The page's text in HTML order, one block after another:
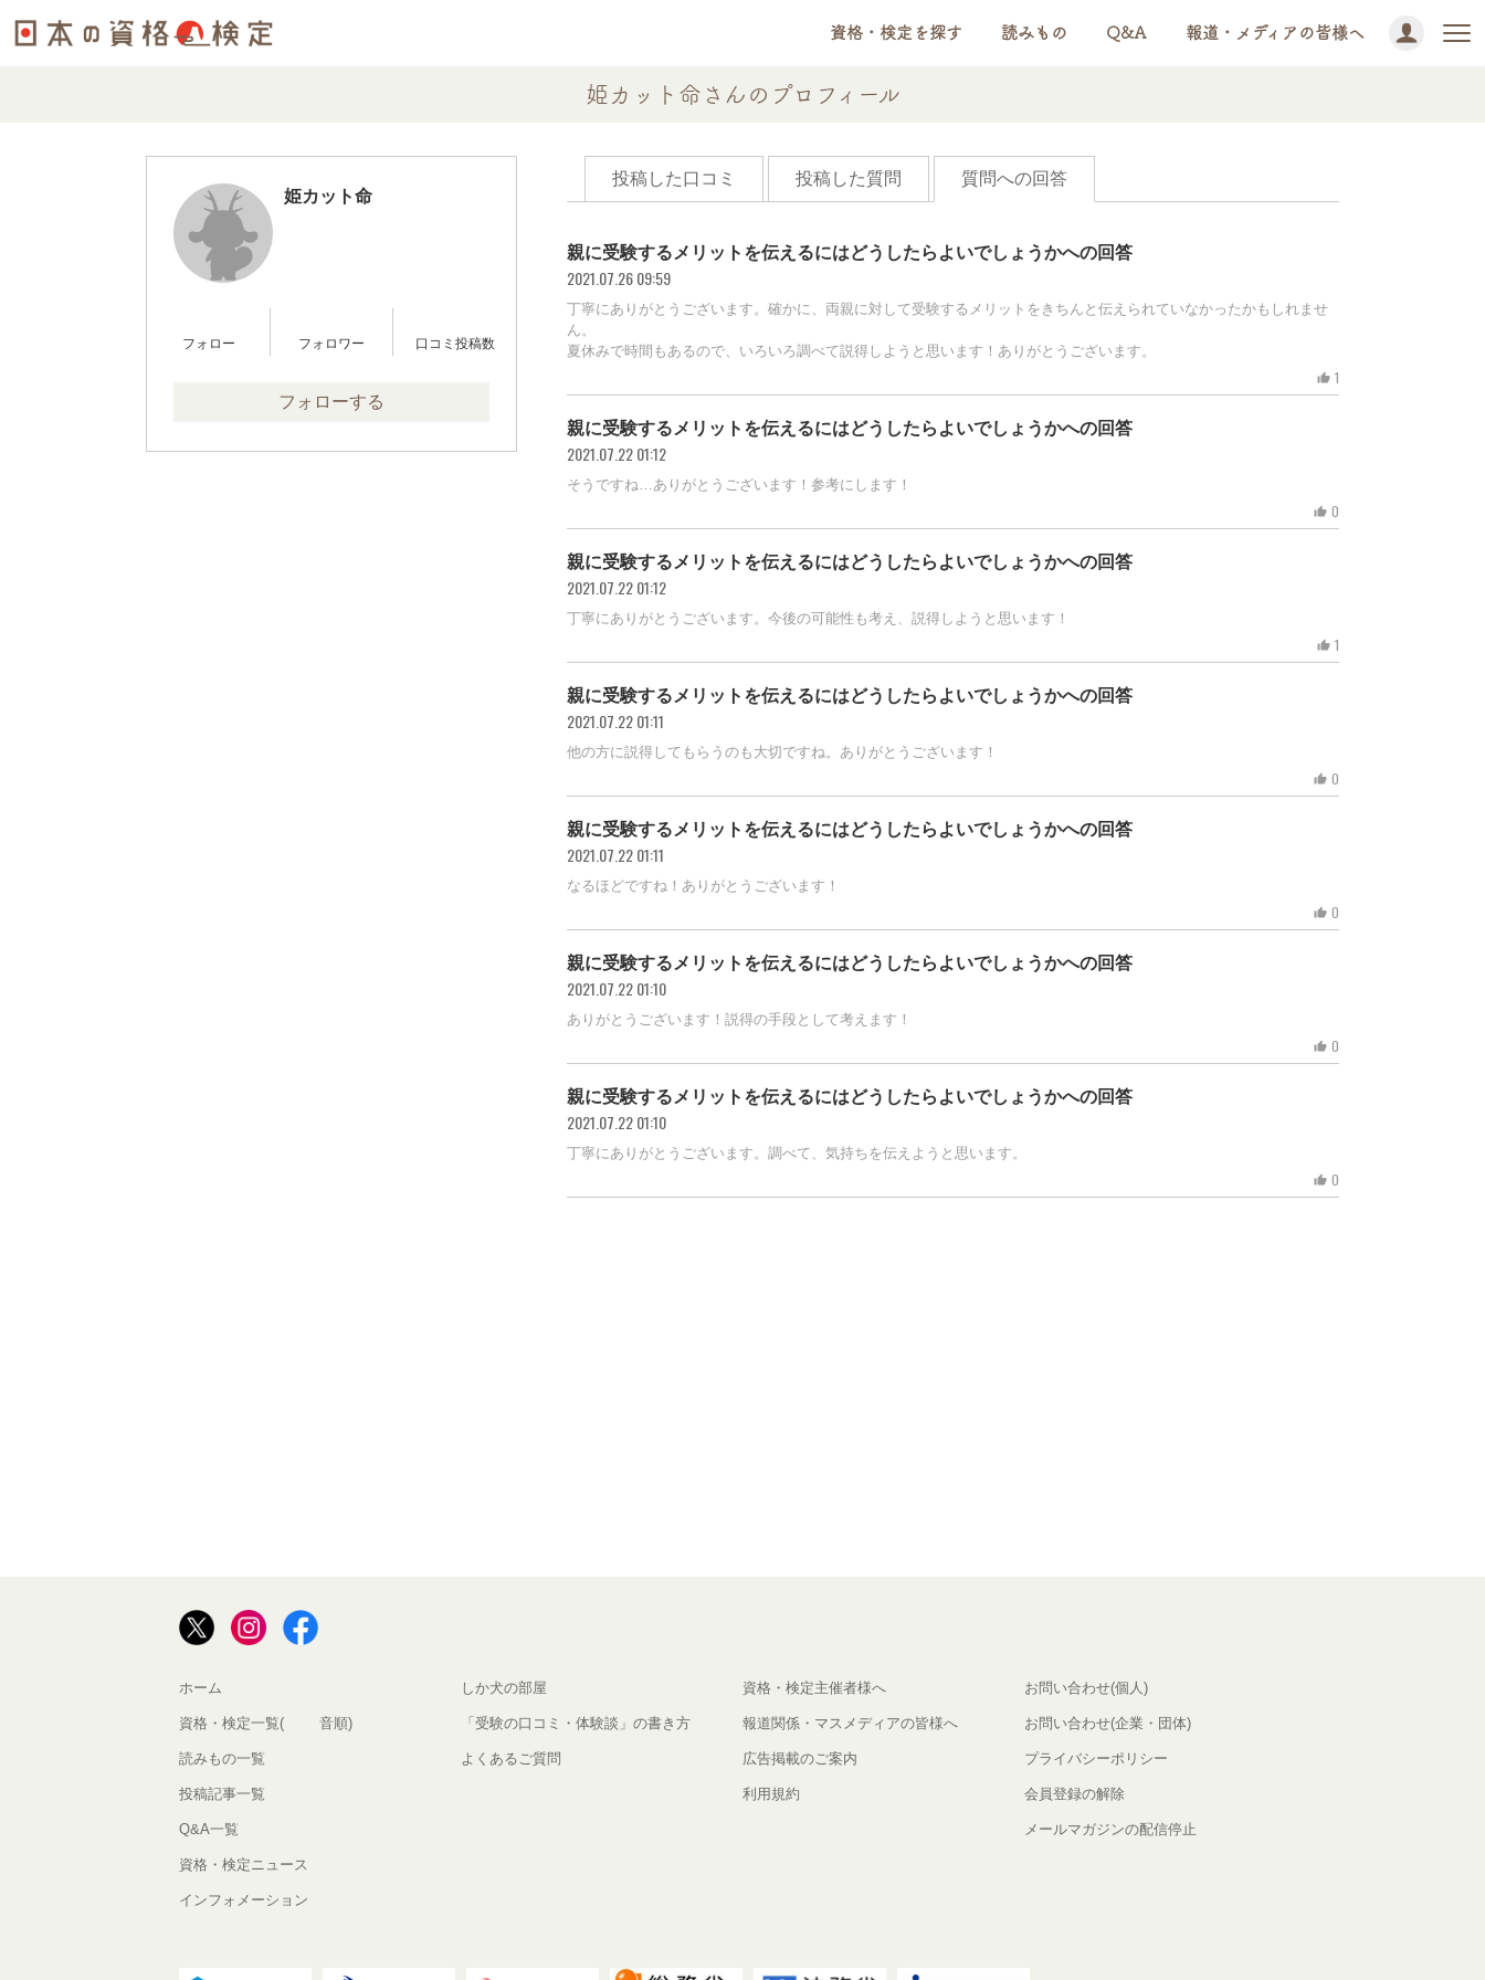
資格・検定を探す 読みもの Q&A 報道・メディアの皆様へ
姫カット命さんのプロフィール
姫カット命
フォロー フォロワー 口コミ投稿数
フォローする
投稿した口コミ 投稿した質問 質問への回答
親に受験するメリットを伝えるにはどうしたらよいでしょうかへの回答
2021.07.26 09:59
丁寧にありがとうございます。確かに、両親に対して受験するメリットをきちんと伝えられていなかったかもしれませ
ん。
夏休みで時間もあるので、いろいろ調べて説得しようと思います！ありがとうございます。
thumb_up 1
親に受験するメリットを伝えるにはどうしたらよいでしょうかへの回答
2021.07.22 01:12
そうですね…ありがとうございます！参考にします！
thumb_up 0
親に受験するメリットを伝えるにはどうしたらよいでしょうかへの回答
2021.07.22 01:12
丁寧にありがとうございます。今後の可能性も考え、説得しようと思います！
thumb_up 1
親に受験するメリットを伝えるにはどうしたらよいでしょうかへの回答
2021.07.22 01:11
他の方に説得してもらうのも大切ですね。ありがとうございます！
thumb_up 0
親に受験するメリットを伝えるにはどうしたらよいでしょうかへの回答
2021.07.22 01:11
なるほどですね！ありがとうございます！
thumb_up 0
親に受験するメリットを伝えるにはどうしたらよいでしょうかへの回答
2021.07.22 01:10
ありがとうございます！説得の手段として考えます！
thumb_up 0
親に受験するメリットを伝えるにはどうしたらよいでしょうかへの回答
2021.07.22 01:10
丁寧にありがとうございます。調べて、気持ちを伝えようと思います。
thumb_up 0
ホーム
資格・検定一覧(50音順)
読みもの一覧
投稿記事一覧
Q&A一覧
資格・検定ニュース
インフォメーション
しか犬の部屋
「受験の口コミ・体験談」の書き方
よくあるご質問
資格・検定主催者様へ
報道関係・マスメディアの皆様へ
広告掲載のご案内
利用規約
お問い合わせ(個人)
お問い合わせ(企業・団体)
プライバシーポリシー
会員登録の解除
メールマガジンの配信停止